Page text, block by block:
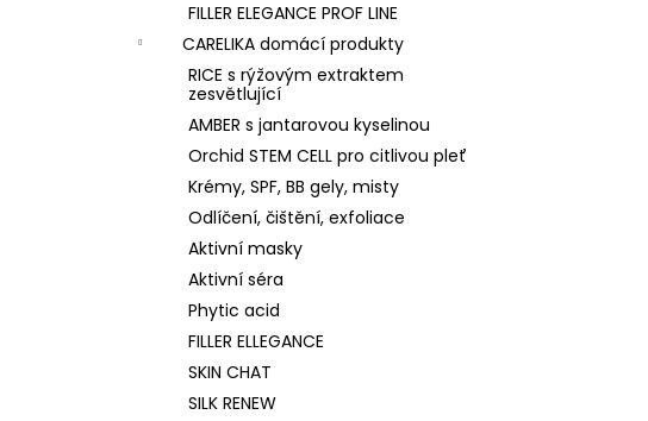
FILLER ELEGANCE PROF LINE
CARELIKA domácí produkty
RICE s rýžovým extraktem
zesvětlující
AMBER s jantarovou kyselinou
Orchid STEM CELL pro citlivou pleť
Krémy, SPF, BB gely, misty
Odlíčení, čištění, exfoliace
Aktivní masky
Aktivní séra
Phytic acid
FILLER ELLEGANCE
SKIN CHAT
SILK RENEW